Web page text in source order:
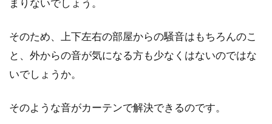
まりないでしょう。
そのため、上下左右の部屋からの騒音はもちろんのこ
と、外からの音が気になる方も少なくはないのではな
いでしょうか。
そのような音がカーテンで解決できるのです。